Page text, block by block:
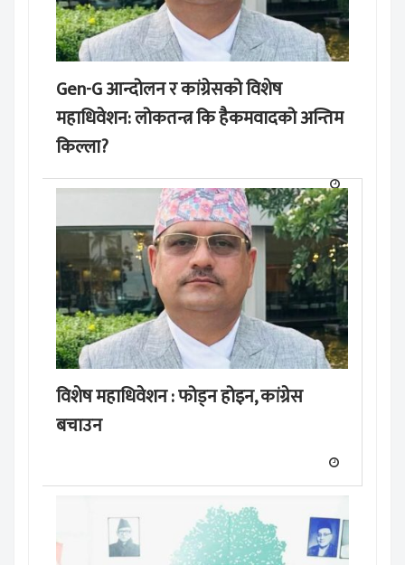
Gen-G आन्दोलन र कांग्रेसको विशेष
महाधिवेशन: लोकतन्त्र कि हैकमवादको अन्तिम
किल्ला?
विशेष महाधिवेशन : फोड्न होइन, कांग्रेस
बचाउन